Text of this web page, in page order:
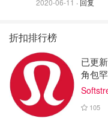
要想在职场穿搭中穿出
了。夏季衣服的领口，
是，也不能太低，不
不够庄重。
其实，夏季职场穿搭可
领红裙，就令人印象
2020-06-11 · 回复
折扣排行榜
已更
角包
105